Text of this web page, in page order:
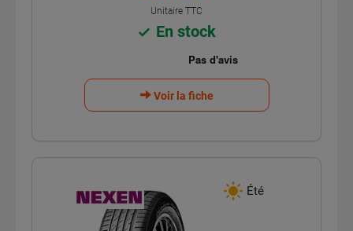
Unitaire TTC
En stock
Voir la fiche
Été